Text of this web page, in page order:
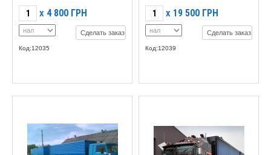
X 4 800 ГРН
Сделать заказ
Код:12035
X 19 500 ГРН
Сделать заказ
Код:12039